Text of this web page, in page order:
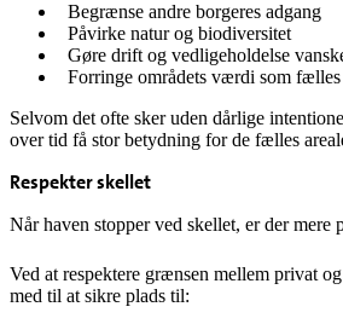
Begrænse andre borgeres adgang
Påvirke natur og biodiversitet
Gøre drift og vedligeholdelse
Forringe områdets værdi som
Selvom det ofte sker uden dårlige
over tid få stor betydning for de fælles
Respekter skellet
Når haven stopper ved skellet, er der mere
Ved at respektere grænsen mellem privat
med til at sikre plads til: